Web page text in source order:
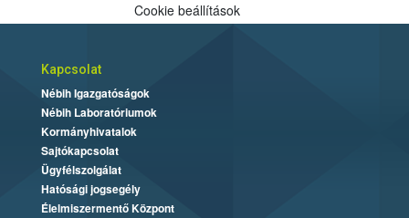
Cookie beállítások
Kapcsolat
Nébih Igazgatóságok
Nébih Laboratóriumok
Kormányhivatalok
Sajtókapcsolat
Ügyfélszolgálat
Hatósági jogsegély
Élelmiszermentő Központ